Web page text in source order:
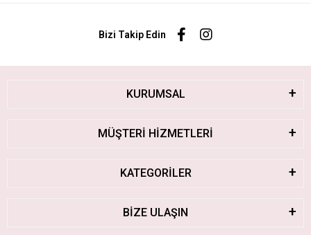
Bizi Takip Edin
KURUMSAL
MÜŞTERİ HİZMETLERİ
KATEGORİLER
BİZE ULAŞIN